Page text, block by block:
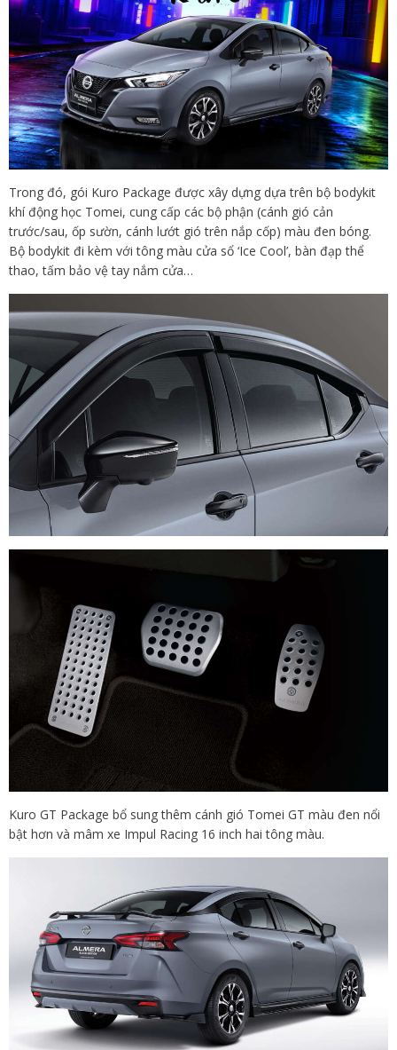
Trong đó, gói Kuro Package được xây dựng dựa trên bộ bodykit
khí động học Tomei, cung cấp các bộ phận (cánh gió cản
trước/sau, ốp sườn, cánh lướt gió trên nắp cốp) màu đen bóng.
Bộ bodykit đi kèm với tông màu cửa sổ ‘Ice Cool’, bàn đạp thể
thao, tấm bảo vệ tay nắm cửa…
Kuro GT Package bổ sung thêm cánh gió Tomei GT màu đen nổi
bật hơn và mâm xe Impul Racing 16 inch hai tông màu.